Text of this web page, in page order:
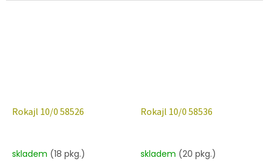
Rokajl 10/0 58526
skladem (18 pkg.)
Rokajl 10/0 58536
skladem (20 pkg.)